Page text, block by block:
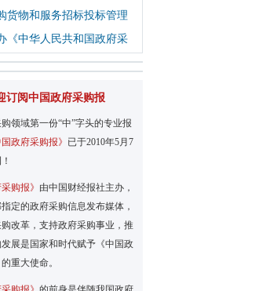
货物和服务招标投标管理
《中华人民共和国政府采
订阅中国政府采购报
领域第一份“中”字头的专业报
国政府采购报》 已于2010年5月7
购报》 由中国财经报社主办，
定的政府采购信息发布媒体，
改革，支持政府采购事业，推
展是国家和时代赋予《中国政
重大使命。